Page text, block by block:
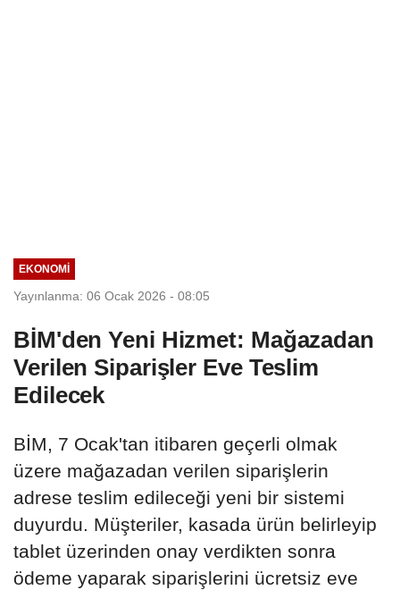
EKONOMI
Yayınlanma: 06 Ocak 2026 - 08:05
BİM'den Yeni Hizmet: Mağazadan
Verilen Siparişler Eve Teslim
Edilecek
BİM, 7 Ocak'tan itibaren geçerli olmak
üzere mağazadan verilen siparişlerin
adrese teslim edileceği yeni bir sistemi
duyurdu. Müşteriler, kasada ürün belirleyip
tablet üzerinden onay verdikten sonra
ödeme yaparak siparişlerini ücretsiz eve